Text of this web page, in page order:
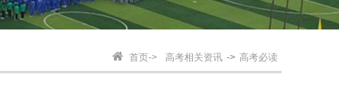
首页-> 高考相关资讯 -> 高考必读